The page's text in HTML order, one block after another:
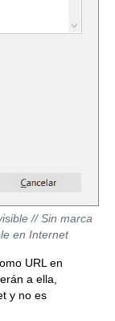
// Sin marca
en Internet
URL en
a ella,
y no es